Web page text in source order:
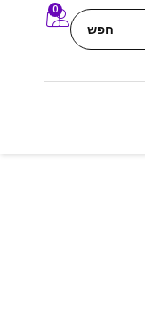
חפש
0